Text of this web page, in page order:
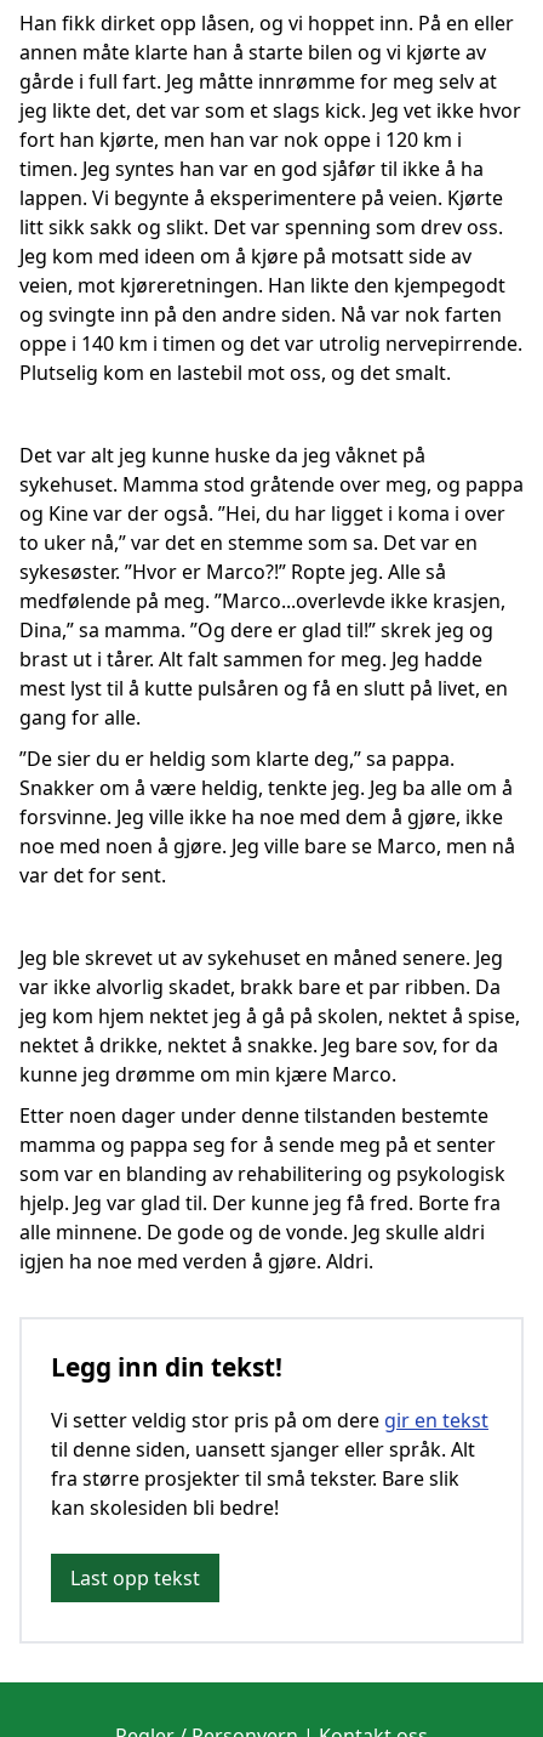
Han fikk dirket opp låsen, og vi hoppet inn. På en eller
annen måte klarte han å starte bilen og vi kjørte av
gårde i full fart. Jeg måtte innrømme for meg selv at
jeg likte det, det var som et slags kick. Jeg vet ikke hvor
fort han kjørte, men han var nok oppe i 120 km i
timen. Jeg syntes han var en god sjåfør til ikke å ha
lappen. Vi begynte å eksperimentere på veien. Kjørte
litt sikk sakk og slikt. Det var spenning som drev oss.
Jeg kom med ideen om å kjøre på motsatt side av
veien, mot kjøreretningen. Han likte den kjempegodt
og svingte inn på den andre siden. Nå var nok farten
oppe i 140 km i timen og det var utrolig nervepirrende.
Plutselig kom en lastebil mot oss, og det smalt.
Det var alt jeg kunne huske da jeg våknet på
sykehuset. Mamma stod gråtende over meg, og pappa
og Kine var der også. ”Hei, du har ligget i koma i over
to uker nå,” var det en stemme som sa. Det var en
sykesøster. ”Hvor er Marco?!” Ropte jeg. Alle så
medfølende på meg. ”Marco...overlevde ikke krasjen,
Dina,” sa mamma. ”Og dere er glad til!” skrek jeg og
brast ut i tårer. Alt falt sammen for meg. Jeg hadde
mest lyst til å kutte pulsåren og få en slutt på livet, en
gang for alle.
”De sier du er heldig som klarte deg,” sa pappa.
Snakker om å være heldig, tenkte jeg. Jeg ba alle om å
forsvinne. Jeg ville ikke ha noe med dem å gjøre, ikke
noe med noen å gjøre. Jeg ville bare se Marco, men nå
var det for sent.
Jeg ble skrevet ut av sykehuset en måned senere. Jeg
var ikke alvorlig skadet, brakk bare et par ribben. Da
jeg kom hjem nektet jeg å gå på skolen, nektet å spise,
nektet å drikke, nektet å snakke. Jeg bare sov, for da
kunne jeg drømme om min kjære Marco.
Etter noen dager under denne tilstanden bestemte
mamma og pappa seg for å sende meg på et senter
som var en blanding av rehabilitering og psykologisk
hjelp. Jeg var glad til. Der kunne jeg få fred. Borte fra
alle minnene. De gode og de vonde. Jeg skulle aldri
igjen ha noe med verden å gjøre. Aldri.
Legg inn din tekst!
Vi setter veldig stor pris på om dere gir en tekst
til denne siden, uansett sjanger eller språk. Alt
fra større prosjekter til små tekster. Bare slik
kan skolesiden bli bedre!
Last opp tekst